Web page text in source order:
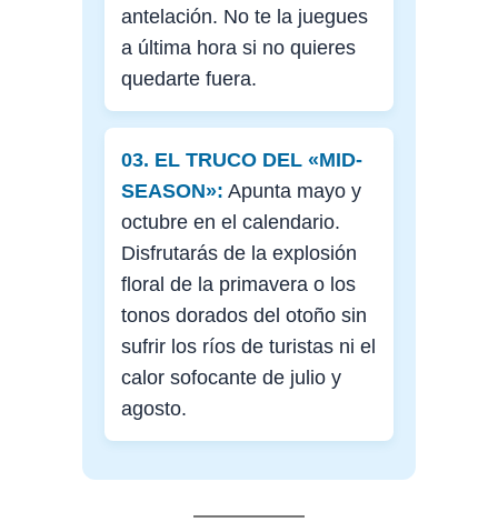
antelación. No te la juegues
a última hora si no quieres
quedarte fuera.
03. EL TRUCO DEL «MID-
SEASON»: Apunta mayo y
octubre en el calendario.
Disfrutarás de la explosión
floral de la primavera o los
tonos dorados del otoño sin
sufrir los ríos de turistas ni el
calor sofocante de julio y
agosto.